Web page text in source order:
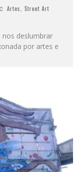
Artes
Street Art
deslumbrar
por artes e